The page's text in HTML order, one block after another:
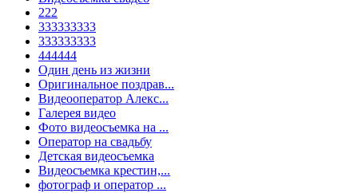
222
333333333
333333333
444444
Один день из жизни
Оригинальное поздрав...
Видеооператор Алекс...
Галерея видео
Фото видеосъемка на ...
Оператор на свадьбу
Детская видеосъемка
Видеосъемка крестин,...
фотограф и оператор ...